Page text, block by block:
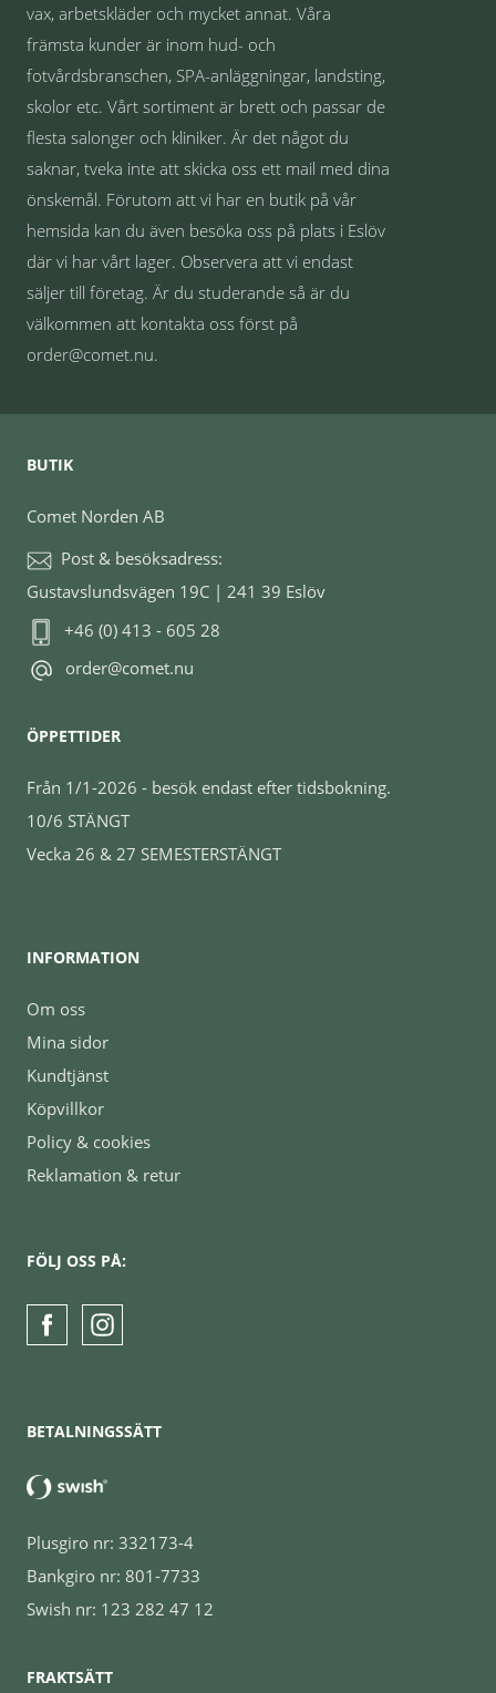
vax, arbetskläder och mycket annat. Våra
främsta kunder är inom hud- och
fotvårdsbranschen, SPA-anläggningar, landsting,
skolor etc. Vårt sortiment är brett och passar de
flesta salonger och kliniker. Är det något du
saknar, tveka inte att skicka oss ett mail med dina
önskemål. Förutom att vi har en butik på vår
hemsida kan du även besöka oss på plats i Eslöv
där vi har vårt lager. Observera att vi endast
säljer till företag. Är du studerande så är du
välkommen att kontakta oss först på
order@comet.nu.
BUTIK
Comet Norden AB
Post & besöksadress:
Gustavslundsvägen 19C | 241 39 Eslöv
+46 (0) 413 - 605 28
order@comet.nu
ÖPPETTIDER
Från 1/1-2026 - besök endast efter tidsbokning.
10/6 STÄNGT
Vecka 26 & 27 SEMESTERSTÄNGT
INFORMATION
Om oss
Mina sidor
Kundtjänst
Köpvillkor
Policy & cookies
Reklamation & retur
FÖLJ OSS PÅ:
BETALNINGSSÄTT
Plusgiro nr: 332173-4
Bankgiro nr: 801-7733
Swish nr: 123 282 47 12
FRAKTSÄTT